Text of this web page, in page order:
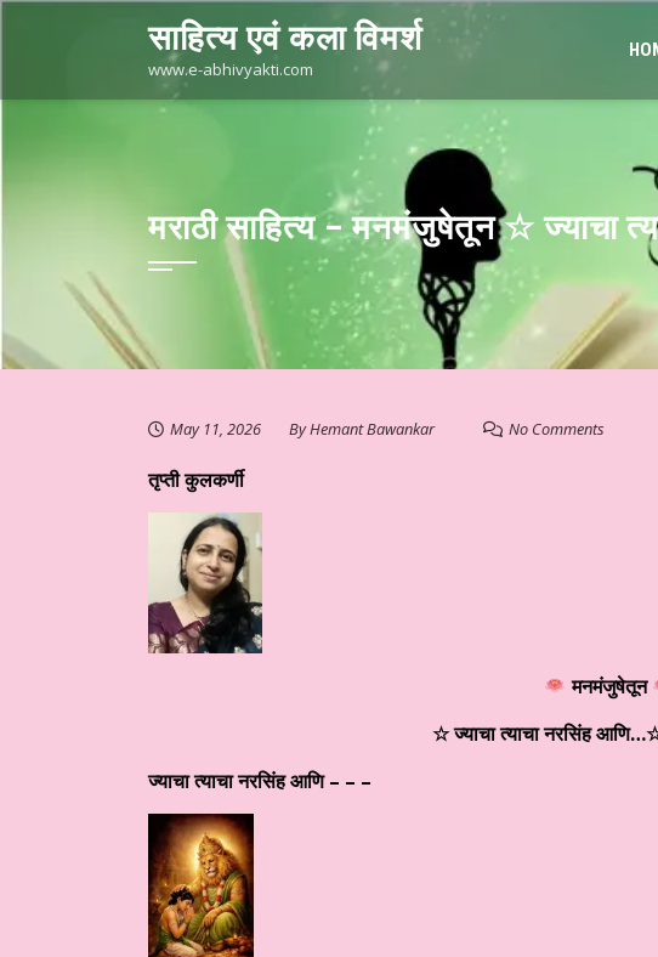
साहित्य एवं कला विमर्श
www.e-abhivyakti.com
मराठी साहित्य – मनमंजुषेतून ☆ ज्याचा
May 11, 2026 ByHemant Bawankar No Comments
तृप्ती कुलकर्णी
मनमंजुषेतून
☆ ज्याचा त्याचा नरसिंह आणि…
ज्याचा त्याचा नरसिंह आणि – – –
है आज का साहित्य हिन्दी साहित्य – कथा कहानी ☆ लघुकथा – “खोया हुआ कुछ…” ☆